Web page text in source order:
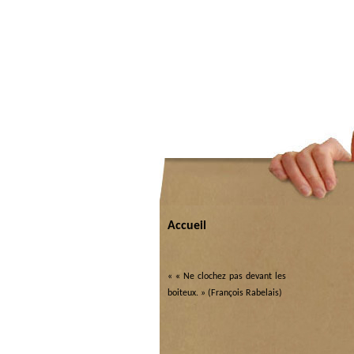
Accueil
« « Ne clochez pas devant les
boiteux. » (François Rabelais)